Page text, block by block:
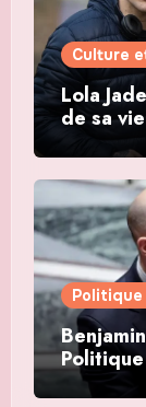
Culture
Lola
de sa vie
Politique
Politique